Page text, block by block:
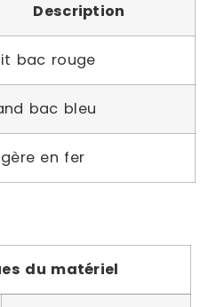
Description
bac rouge
bac bleu
en fer
du matériel